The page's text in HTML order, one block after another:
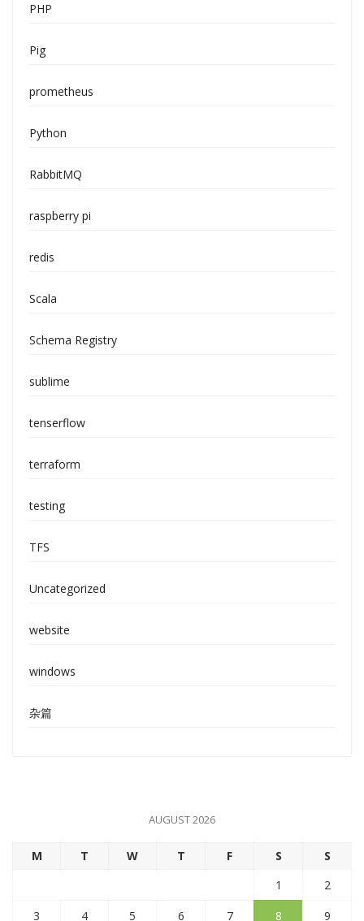
PHP
Pig
prometheus
Python
RabbitMQ
raspberry pi
redis
Scala
Schema Registry
sublime
tenserflow
terraform
testing
TFS
Uncategorized
website
windows
杂篇
AUGUST 2026
M T W T F S
S
1
2
3
4 5 6 7 8 9